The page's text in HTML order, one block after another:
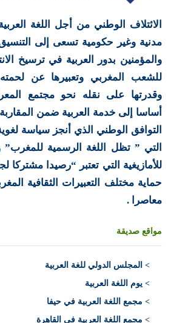
الائتلاف الوطني من أجل اللغة
مدنية وغير حكومية تسعى إلى
والمؤمنين بدور العربية في ترسيخ
للشعب المغربي وتعبيرها عن لحمته
وقدرتها على نقله نحو مجتمع
أساسا إلى خدمة العربية ضمن
التوافق الوطني الذي أنجز سياسة
التي ” تظل اللغة الرسمية للمغرب”
للأمازيغية التي تعتبر “رصيدا مشتركا
حماية مختلف التعبيرات الثقافية
معاصرا .
مواقع صديقة
> المجلس الدولي للغة العربية
> يوم اللغة العربية
> مجمع اللغة العربية في حيفا
> مجمع اللغة العربية في القاهرة